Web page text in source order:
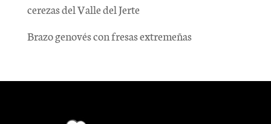
cerezas del Valle del Jerte
Brazo genovés con fresas extremeñas